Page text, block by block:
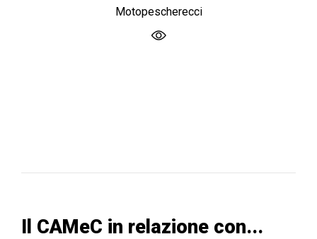
Motopescherecci
Il CAMeC in relazione con...